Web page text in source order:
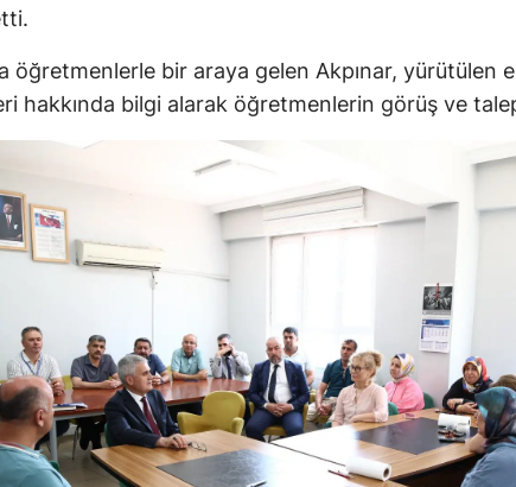
öğretmenlerle bir araya gelen Akpınar, yürütülen
hakkında bilgi alarak öğretmenlerin görüş ve